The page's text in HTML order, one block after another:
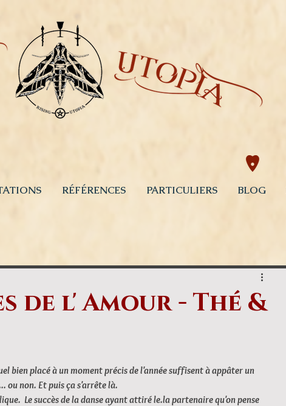
RÉFÉRENCES PARTICULIERS BLOG
de l' Amour - Thé &
bien placé à un moment précis de l'année suffisent à appâter un
ou non. Et puis ça s'arrête là.
Le succès de la danse ayant attiré le.la partenaire qu'on pense